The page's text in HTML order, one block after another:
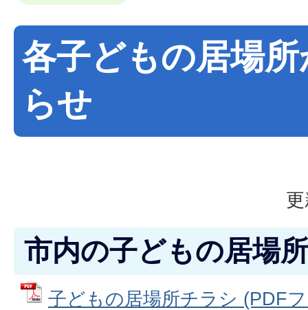
各子どもの居場
らせ
市内の子どもの居場
子どもの居場所チラシ (PDF